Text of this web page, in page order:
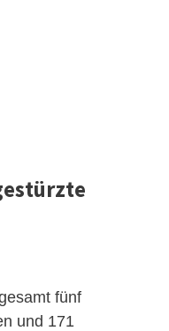
fünf
und 171